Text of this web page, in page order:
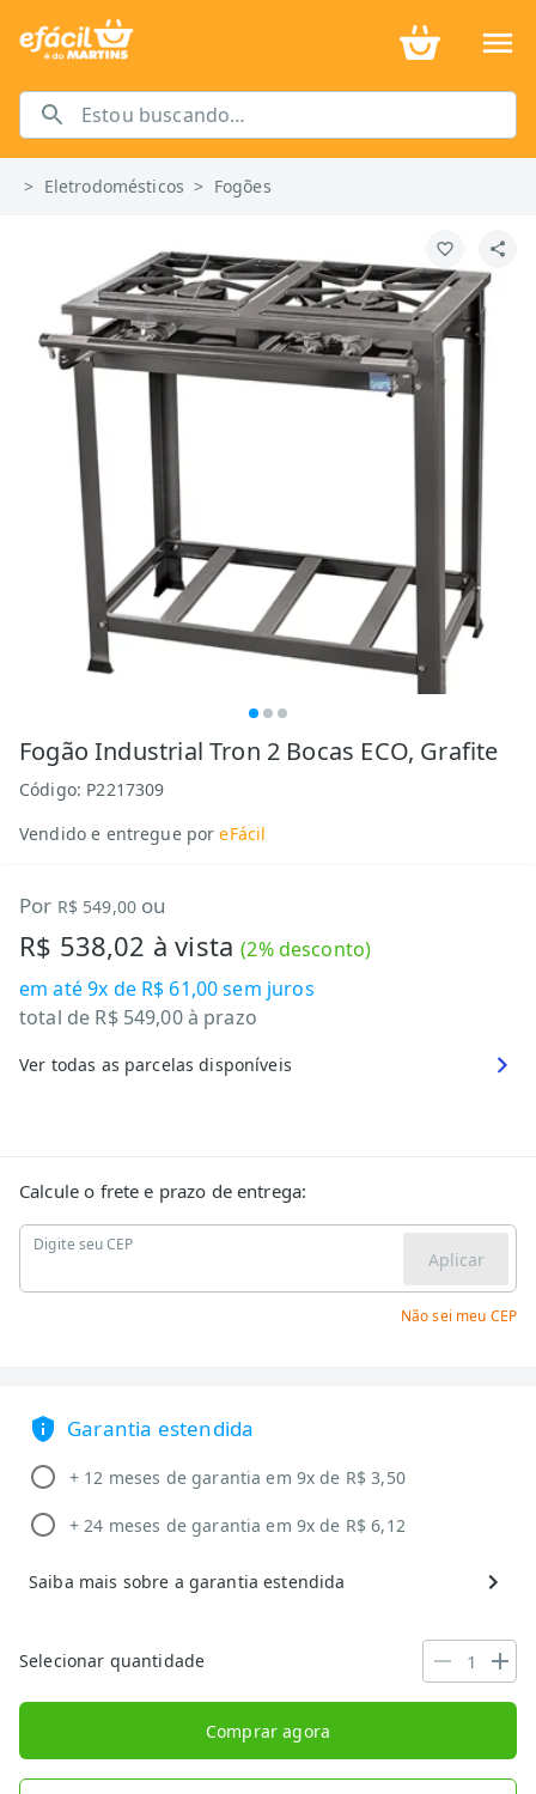
> Eletrodomésticos > Fogões
Fogão Industrial Tron 2 Bocas ECO, Grafite
Código: P2217309
Vendido e entregue por eFácil
Por R$ 549,00 ou
R$ 538,02 à vista(2% desconto)
em até9x de R$ 61,00sem juros
total de R$ 549,00à prazo
Ver todas as parcelas disponíveis
Calcule o frete e prazo de entrega:
Digite seu CEP
Aplicar
Não sei meu CEP
Garantia estendida
+ 12 meses de garantia em 9x de R$ 3,50
+ 24 meses de garantia em 9x de R$ 6,12
Saiba mais sobre a garantia estendida
Selecionar quantidade
Comprar agora